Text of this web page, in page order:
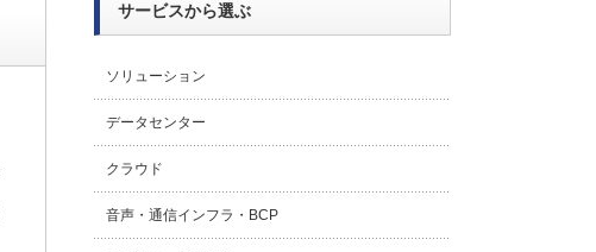
サービスから選ぶ
ソリューション
データセンター
クラウド
音声・通信インフラ・BCP